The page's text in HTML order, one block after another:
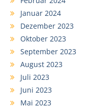
Januar 2024
Dezember 2023
Oktober 2023
September 2023
August 2023
Juli 2023
Juni 2023
Mai 2023